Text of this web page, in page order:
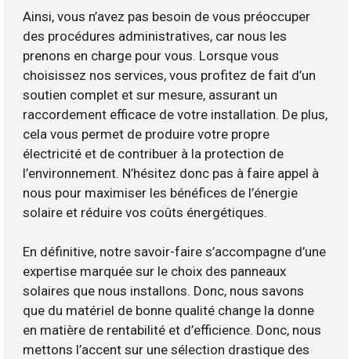
Ainsi, vous n’avez pas besoin de vous préoccuper
des procédures administratives, car nous les
prenons en charge pour vous. Lorsque vous
choisissez nos services, vous profitez de fait d’un
soutien complet et sur mesure, assurant un
raccordement efficace de votre installation. De plus,
cela vous permet de produire votre propre
électricité et de contribuer à la protection de
l’environnement. N’hésitez donc pas à faire appel à
nous pour maximiser les bénéfices de l’énergie
solaire et réduire vos coûts énergétiques.
En définitive, notre savoir-faire s’accompagne d’une
expertise marquée sur le choix des panneaux
solaires que nous installons. Donc, nous savons
que du matériel de bonne qualité change la donne
en matière de rentabilité et d’efficience. Donc, nous
mettons l’accent sur une sélection drastique des